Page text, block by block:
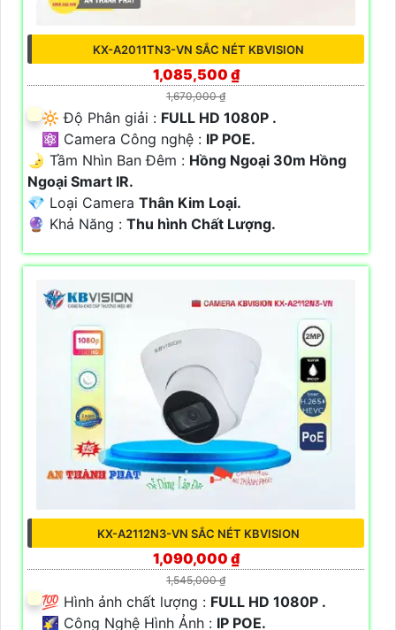
KX-A2011TN3-VN SẮC NÉT KBVISION
1,085,500 ₫
1,670,000 ₫
🔆 Độ Phân giải : FULL HD 1080P .
⚛️ Camera Công nghệ : IP POE.
🌛 Tầm Nhìn Ban Đêm : Hồng Ngoại 30m Hồng
Ngoại Smart IR.
💎 Loại Camera Thân Kim Loại.
️🔮 Khả Năng : Thu hình Chất Lượng.
KX-A2112N3-VN SẮC NÉT KBVISION
1,090,000 ₫
1,545,000 ₫
💯 Hình ảnh chất lượng : FULL HD 1080P .
🌠 Công Nghệ Hình Ảnh : IP POE.